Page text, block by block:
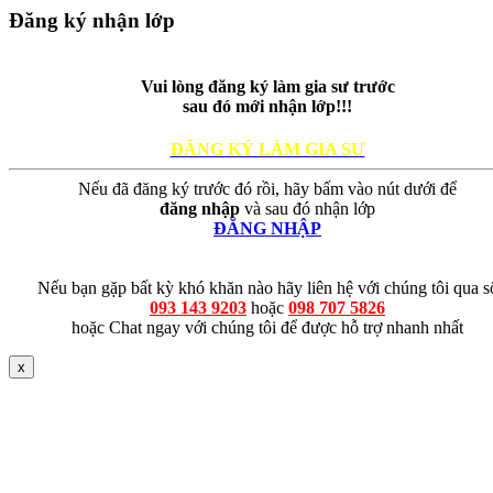
Đăng ký nhận lớp
Vui lòng đăng ký làm gia sư trước
sau đó mới nhận lớp!!!
ĐĂNG KÝ LÀM GIA SƯ
Nếu đã đăng ký trước đó rồi, hãy bấm vào nút dưới để
đăng nhập và sau đó nhận lớp
ĐĂNG NHẬP
Nếu bạn gặp bất kỳ khó khăn nào hãy liên hệ với chúng tôi qua
093 143 9203 hoặc 098 707 5826
hoặc Chat ngay với chúng tôi để được hỗ trợ nhanh nhất
x